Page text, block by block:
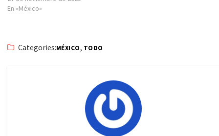
En «México»
Categories:MÉXICO, TODO